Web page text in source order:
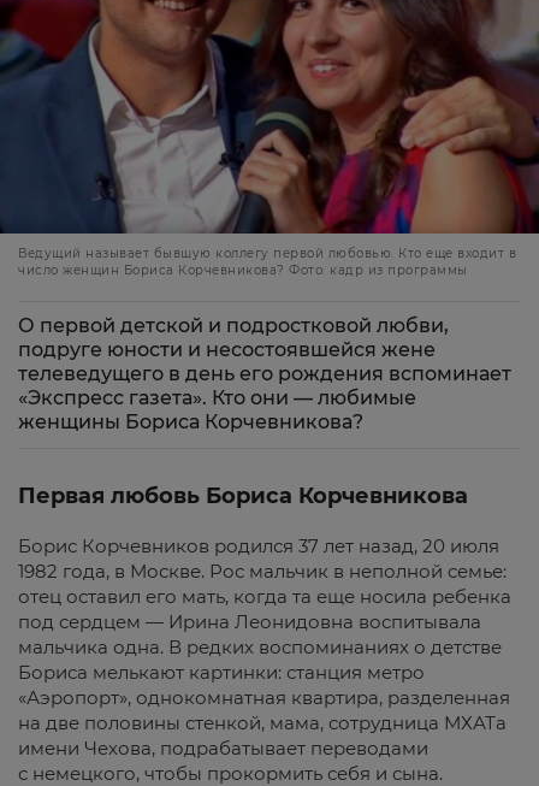
Ведущий называет бывшую коллегу первой любовью. Кто еще входит в
число женщин Бориса Корчевникова? Фото: кадр из программы
О первой детской и подростковой любви,
подруге юности и несостоявшейся жене
телеведущего в день его рождения вспоминает
«Экспресс газета». Кто они — любимые
женщины Бориса Корчевникова?
Первая любовь Бориса Корчевникова
Борис Корчевников родился 37 лет назад, 20 июля
1982 года, в Москве. Рос мальчик в неполной семье:
отец оставил его мать, когда та еще носила ребенка
под сердцем — Ирина Леонидовна воспитывала
мальчика одна. В редких воспоминаниях о детстве
Бориса мелькают картинки: станция метро
«Аэропорт», однокомнатная квартира, разделенная
на две половины стенкой, мама, сотрудница МХАТа
имени Чехова, подрабатывает переводами
с немецкого, чтобы прокормить себя и сына.